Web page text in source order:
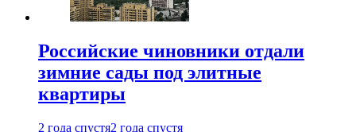
Российские чиновники отдали
зимние сады под элитные
квартиры
2 года спустя2 года спустя